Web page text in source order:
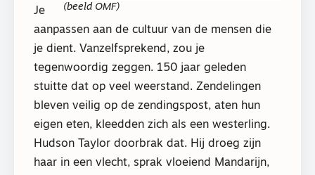
(beeld OMF)
Je
aanpassen aan de cultuur van de mensen die
je dient. Vanzelfsprekend, zou je
tegenwoordig zeggen. 150 jaar geleden
stuitte dat op veel weerstand. Zendelingen
bleven veilig op de zendingspost, aten hun
eigen eten, kleedden zich als een westerling.
Hudson Taylor doorbrak dat. Hij droeg zijn
haar in een vlecht, sprak vloeiend Mandarijn,